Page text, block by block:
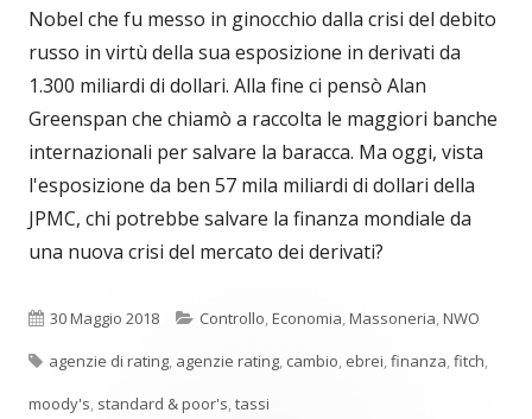
Nobel che fu messo in ginocchio dalla crisi del debito
russo in virtù della sua esposizione in derivati da
1.300 miliardi di dollari. Alla fine ci pensò Alan
Greenspan che chiamò a raccolta le maggiori banche
internazionali per salvare la baracca. Ma oggi, vista
l'esposizione da ben 57 mila miliardi di dollari della
JPMC, chi potrebbe salvare la finanza mondiale da
una nuova crisi del mercato dei derivati?
Pubblicato
30 Maggio 2018 Categorie
Controllo,Economia,Massoneria,NWO
Tag
agenzie di rating, agenzie rating, cambio, ebrei,finanza,fitch,
moody's, standard & poor's,tassi